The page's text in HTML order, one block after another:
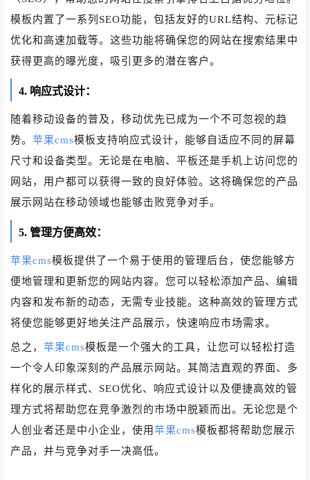
模板内置了一系列SEO功能，包括友好的URL结构、元标记
优化和高速加载等。这些功能将确保您的网站在搜索结果中
获得更高的曝光度，吸引更多的潜在客户。
4. 响应式设计：
随着移动设备的普及，移动优先已成为一个不可忽视的趋
势。苹果cms模板支持响应式设计，能够自适应不同的屏幕
尺寸和设备类型。无论是在电脑、平板还是手机上访问您的
网站，用户都可以获得一致的良好体验。这将确保您的产品
展示网站在移动领域也能够击败竞争对手。
5. 管理方便高效：
苹果cms模板提供了一个易于使用的管理后台，使您能够方
便地管理和更新您的网站内容。您可以轻松添加产品、编辑
内容和发布新的动态，无需专业技能。这种高效的管理方式
将使您能够更好地关注产品展示，快速响应市场需求。
总之，苹果cms模板是一个强大的工具，让您可以轻松打造
一个令人印象深刻的产品展示网站。其简洁直观的界面、多
样化的展示样式、SEO优化、响应式设计以及便捷高效的管
理方式将帮助您在竞争激烈的市场中脱颖而出。无论您是个
人创业者还是中小企业，使用苹果cms模板都将帮助您展示
产品，并与竞争对手一决高低。